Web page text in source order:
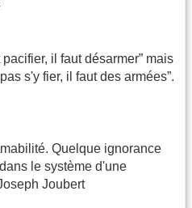
il faut désarmer” mais
s'y fier, il faut des armées”.
Quelque ignorance
le système d'une
Joubert